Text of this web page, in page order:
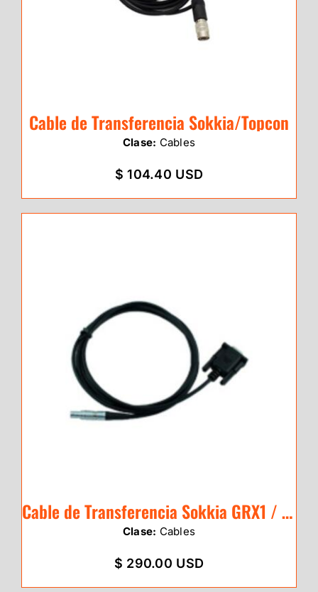
Cable de Transferencia Sokkia/Topcon
Clase: Cables
$ 104.40 USD
Cable de Transferencia Sokkia GRX1 / GRX
Clase: Cables
$ 290.00 USD